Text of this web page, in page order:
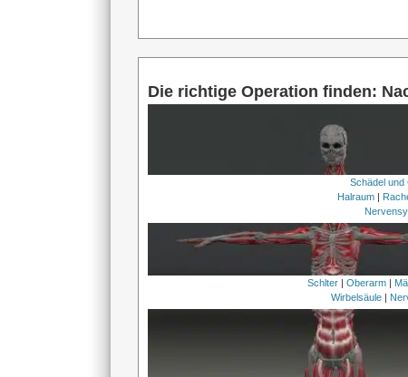
Die richtige Operation finden:
Schädel und
Halraum |
Schlter |Oberarm
Wirbelsäule|